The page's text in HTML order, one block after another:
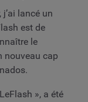
lancé un
est de
le
nouveau cap
», a été